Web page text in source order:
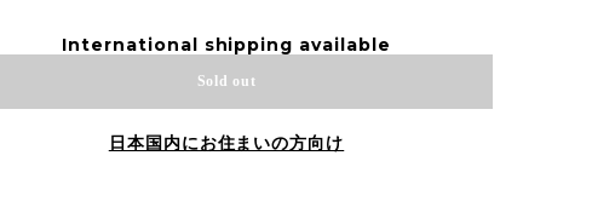
International shipping available
Sold out
日本国内にお住まいの方向け